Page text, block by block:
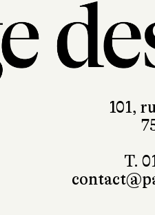
101,
T.